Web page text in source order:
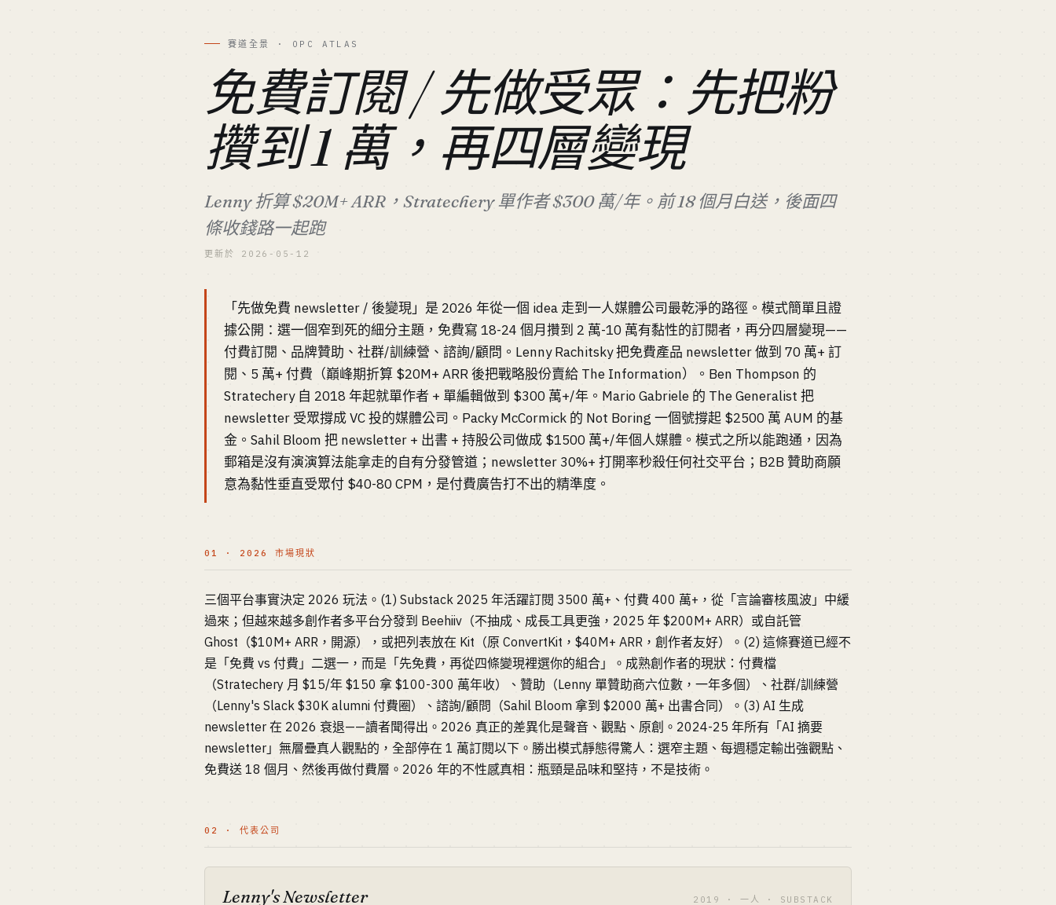
賽道全景 · OPC ATLAS
免費訂閱 / 先做受眾：先把粉
攢到 1 萬，再四層變現
Lenny 折算 $20M+ ARR，Stratechery 單作者 $300 萬/年。前 18 個月白送，後面四
條收錢路一起跑
更新於 2026-05-12
「先做免費 newsletter / 後變現」是 2026 年從一個 idea 走到一人媒體公司最乾淨的路徑。模式簡單且證
據公開：選一個窄到死的細分主題，免費寫 18-24 個月攢到 2 萬-10 萬有黏性的訂閱者，再分四層變現——
付費訂閱、品牌贊助、社群/訓練營、諮詢/顧問。Lenny Rachitsky 把免費產品 newsletter 做到 70 萬+ 訂
閱、5 萬+ 付費（巔峰期折算 $20M+ ARR 後把戰略股份賣給 The Information）。Ben Thompson 的
Stratechery 自 2018 年起就單作者 + 單編輯做到 $300 萬+/年。Mario Gabriele 的 The Generalist 把
newsletter 受眾撐成 VC 投的媒體公司。Packy McCormick 的 Not Boring 一個號撐起 $2500 萬 AUM 的基
金。Sahil Bloom 把 newsletter + 出書 + 持股公司做成 $1500 萬+/年個人媒體。模式之所以能跑通，因為
郵箱是沒有演演算法能拿走的自有分發管道；newsletter 30%+ 打開率秒殺任何社交平台；B2B 贊助商願
意為黏性垂直受眾付 $40-80 CPM，是付費廣告打不出的精準度。
01 · 2026 市場現狀
三個平台事實決定 2026 玩法。(1) Substack 2025 年活躍訂閱 3500 萬+、付費 400 萬+，從「言論審核風波」中緩
過來；但越來越多創作者多平台分發到 Beehiiv（不抽成、成長工具更強，2025 年 $200M+ ARR）或自託管
Ghost（$10M+ ARR，開源），或把列表放在 Kit（原 ConvertKit，$40M+ ARR，創作者友好）。(2) 這條賽道已經不
是「免費 vs 付費」二選一，而是「先免費，再從四條變現裡選你的組合」。成熟創作者的現狀：付費檔
（Stratechery 月 $15/年 $150 拿 $100-300 萬年收）、贊助（Lenny 單贊助商六位數，一年多個）、社群/訓練營
（Lenny's Slack $30K alumni 付費圈）、諮詢/顧問（Sahil Bloom 拿到 $2000 萬+ 出書合同）。(3) AI 生成
newsletter 在 2026 衰退——讀者聞得出。2026 真正的差異化是聲音、觀點、原創。2024-25 年所有「AI 摘要
newsletter」無層疊真人觀點的，全部停在 1 萬訂閱以下。勝出模式靜態得驚人：選窄主題、每週穩定輸出強觀點、
免費送 18 個月、然後再做付費層。2026 年的不性感真相：瓶頸是品味和堅持，不是技術。
02 · 代表公司
Lenny's Newsletter 2019 · 一人 · SUBSTACK